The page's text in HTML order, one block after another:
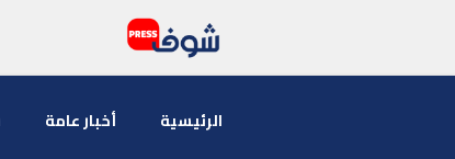
الرئيسية أخبار عامة